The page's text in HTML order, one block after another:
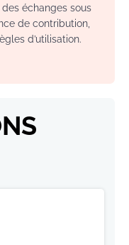
échanges sous
de contribution,
d’utilisation.